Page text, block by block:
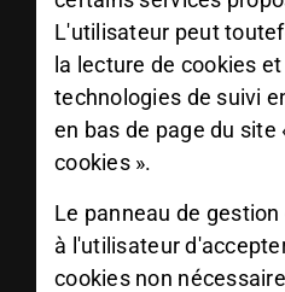
L'utilisateur peut
la lecture de cookies
technologies de suivi
en bas de page du site
cookies ».
Le panneau de
à l'utilisateur
cookies non